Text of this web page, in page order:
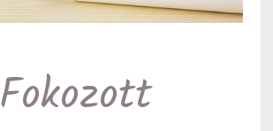
Fokozott